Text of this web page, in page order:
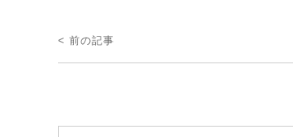
投
稿
< 前の記事